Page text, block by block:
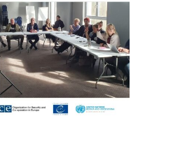
Мировни
активисти
пронашли нову
снагу у себи